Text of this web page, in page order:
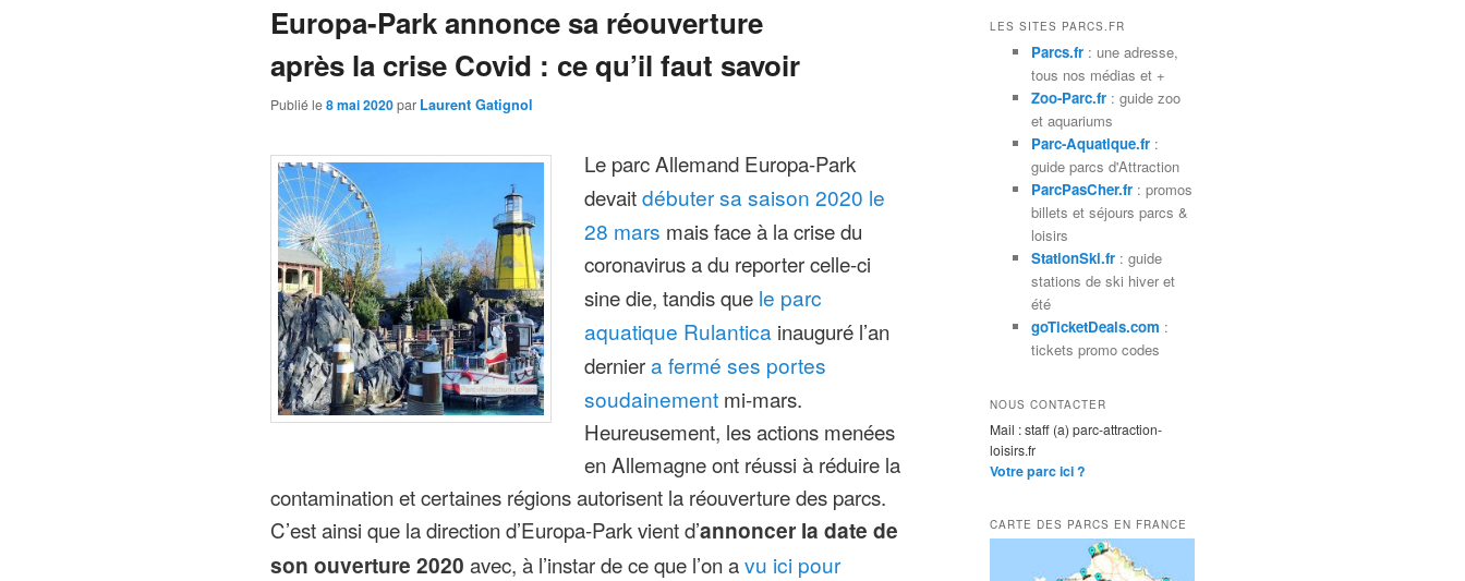
Europa-Park annonce sa réouverture
après la crise Covid : ce qu’il faut savoir
Publié le8 mai 2020par Laurent Gatignol
Le parc Allemand Europa-Park
devaitdébuter sa saison 2020 le
28 mars mais face à la crise du
coronavirus a du reporter celle-ci
sine die, tandis que le parc
aquatique Rulantica inauguré l’an
derniera fermé ses portes
soudainement mi-mars.
Heureusement, les actions menées
en Allemagne ont réussi à réduire la
contamination et certaines régions autorisent la réouverture des parcs.
C’est ainsi que la direction d’Europa-Park vient d’annoncer la date de
son ouverture 2020 avec, à l’instar de ce que l’on avu ici pour
h
LES SITES PARCS.FR
Parcs.fr: une adresse,
tous nos médias et +
Zoo-Parc.fr: guide zoo
et aquariums
Parc-Aquatique.fr:
guide parcs d'Attraction
ParcPasCher.fr: promos
billets et séjours parcs &
loisirs
StationSki.fr: guide
stations de ski hiver et
été
goTicketDeals.com :
tickets promo codes
NOUS CONTACTER
Mail : staff (a) parc-attraction-
loisirs.fr
Votre parc ici ?
CARTE DES PARCS EN FRANCE